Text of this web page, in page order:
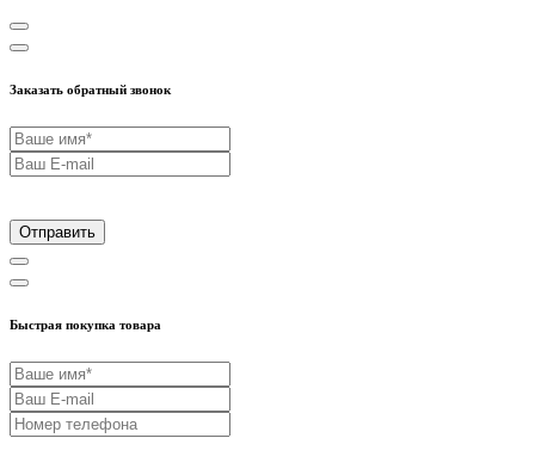
Заказать обратный звонок
Отправить
Быстрая покупка товара